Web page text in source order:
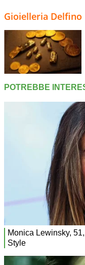
Gioielleria Delfino